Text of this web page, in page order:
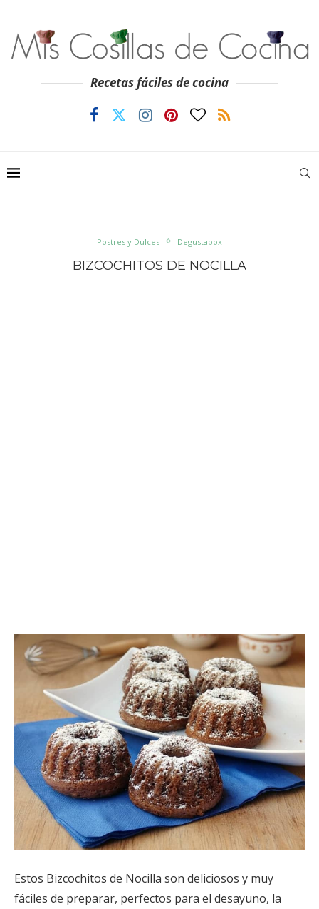
Recetas fáciles de cocina
Postres y Dulces Degustabox
BIZCOCHITOS DE NOCILLA
Estos Bizcochitos de Nocilla son deliciosos y muy
fáciles de preparar, perfectos para el desayuno, la